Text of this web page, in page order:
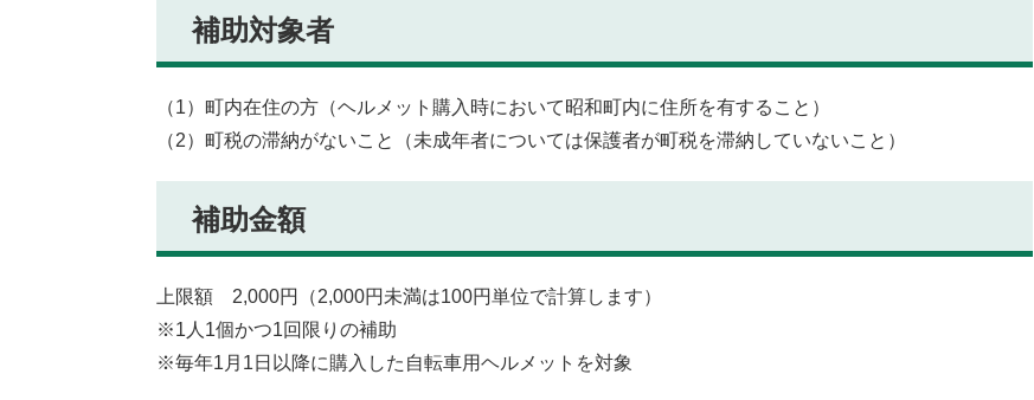
補助対象者
（1）町内在住の方（ヘルメット購入時において昭和町内に住所を有すること）
（2）町税の滞納がないこと（未成年者については保護者が町税を滞納していないこと）
補助金額
上限額 2,000円（2,000円未満は100円単位で計算します）
※1人1個かつ1回限りの補助
※毎年1月1日以降に購入した自転車用ヘルメットを対象